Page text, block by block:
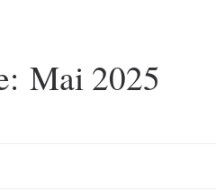
Mai 2025